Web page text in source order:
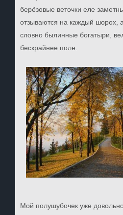
берёзовые веточки еле
отзываются на каждый шорох,
словно былинные богатыри,
бескрайнее поле.
Мой полушубочек уже